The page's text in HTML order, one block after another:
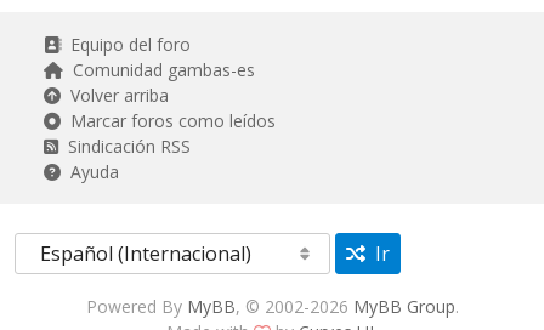
Equipo del foro
Comunidad gambas-es
Volver arriba
Marcar foros como leídos
Sindicación RSS
Ayuda
Ir
Powered By MyBB, © 2002-2026 MyBB Group.